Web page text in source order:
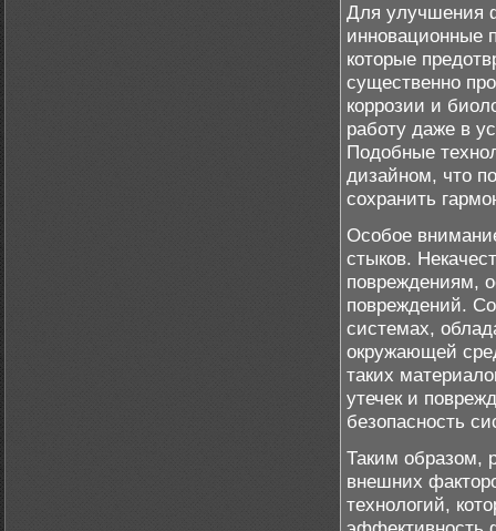
Для улучшения
инновационные
которые
существенно
коррозии и
работу даже в
Подобные
дизайном, что
сохранить
Особое
стыков.
повреждениям,
повреждений.
системах,
окружающей
таких
утечек и
безопасность
Таким образом,
внешних
технологий,